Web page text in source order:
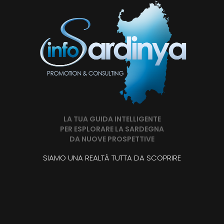
LA TUA GUIDA INTELLIGENTE
PER ESPLORARE LA SARDEGNA
DA NUOVE PROSPETTIVE
SIAMO UNA REALTÀ TUTTA DA SCOPRIRE